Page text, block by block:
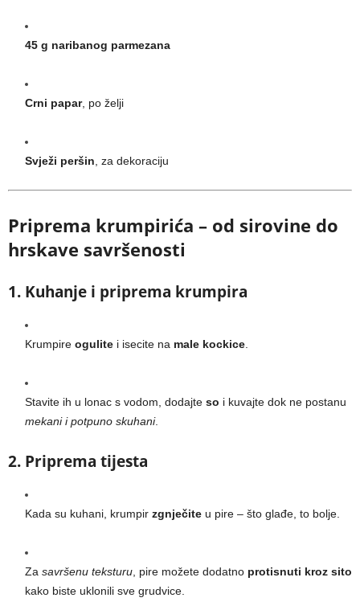
45 g naribanog parmezana
Crni papar, po želji
Svježi peršin , za dekoraciju
Priprema krumpirića – od sirovine do
hrskave savršenosti
1. Kuhanje i priprema krumpira
Krumpire ogulite i isecite na male kockice
Stavite ih u lonac s vodom, dodajte so i kuvajte dok ne postanu
mekani i potpuno skuhani.
2. Priprema tijesta
Kada su kuhani, krumpir zgnječite u pire – što glađe, to bolje.
Za savršenu teksturu , pire možete dodatno protisnuti kroz sito
kako biste uklonili sve grudvice.